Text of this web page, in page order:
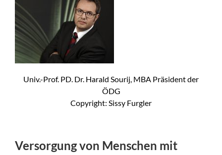
Univ.-Prof. PD. Dr. Harald Sourij, MBA Präsident der
ÖDG
Copyright: Sissy Furgler
Versorgung von Menschen mit